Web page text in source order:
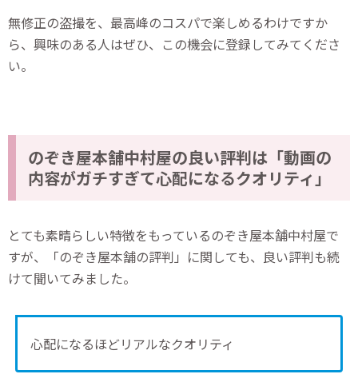
無修正の盗撮を、最高峰のコスパで楽しめるわけですか
ら、興味のある人はぜひ、この機会に登録してみてくださ
い。
のぞき屋本舗中村屋の良い評判は「動画の
内容がガチすぎて心配になるクオリティ」
とても素晴らしい特徴をもっているのぞき屋本舗中村屋で
すが、「のぞき屋本舗の評判」に関しても、良い評判も続
けて聞いてみました。
心配になるほどリアルなクオリティ